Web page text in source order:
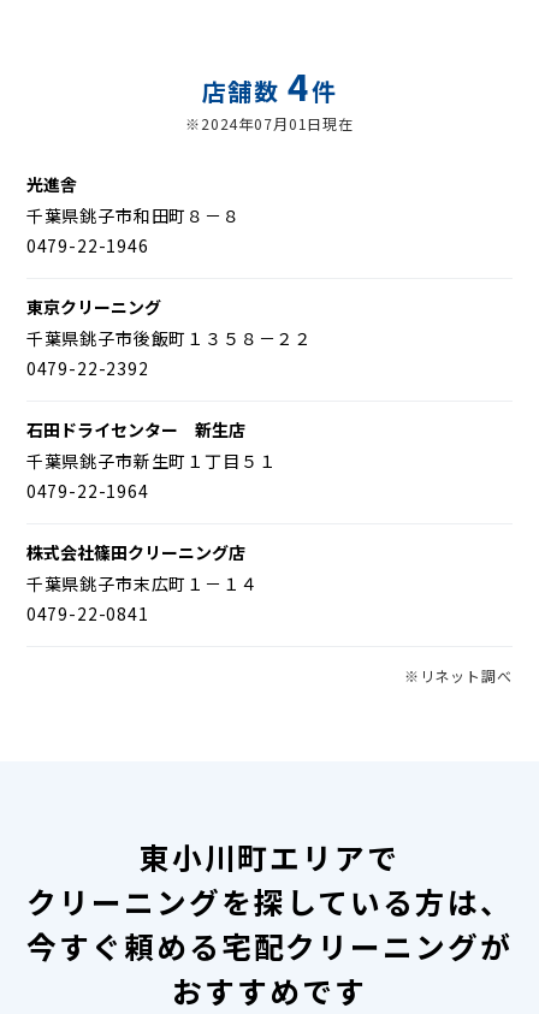
店舗数4件
※2024年07月01日現在
光進舎
千葉県銚子市和田町８－８
0479-22-1946
東京クリーニング
千葉県銚子市後飯町１３５８－２２
0479-22-2392
石田ドライセンター 新生店
千葉県銚子市新生町１丁目５１
0479-22-1964
株式会社篠田クリーニング店
千葉県銚子市末広町１－１４
0479-22-0841
※リネット調べ
東小川町エリアで
クリーニングを探している方は、
今すぐ頼める宅配クリーニングが
おすすめです